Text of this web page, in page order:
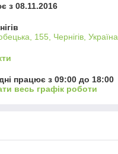
з 08.11.2016
155, Чернігів, Україна
працює з 09:00 до 18:00
весь графік роботи